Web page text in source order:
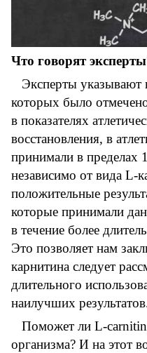
Что говорят
Эксперты указывают
которых было
в показателях
восстановления, в
принимали в пределах
независимо от вида L-
положительные
которые принимали
в течение более
Это позволяет нам
карнитина следует
длительного
наилучших
Поможет ли L-
организма? И на этот